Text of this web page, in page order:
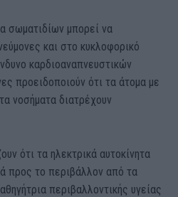
σωματιδίων μπορεί να
και στο κυκλοφορικό
καρδιοαναπνευστικών
προειδοποιούν ότι τα άτομα με
νοσήματα διατρέχουν
ότι τα ηλεκτρικά αυτοκίνητα
προς το περιβάλλον από τα
περιβαλλοντικής υγείας